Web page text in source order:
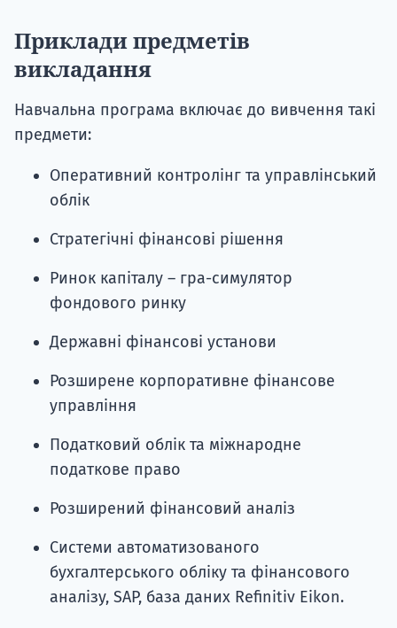
Приклади предметів
викладання
Навчальна програма включає до вивчення такі
предмети:
Оперативний контролінг та управлінський
облік
Стратегічні фінансові рішення
Ринок капіталу – гра-симулятор
фондового ринку
Державні фінансові установи
Розширене корпоративне фінансове
управління
Податковий облік та міжнародне
податкове право
Розширений фінансовий аналіз
Системи автоматизованого
бухгалтерського обліку та фінансового
аналізу, SAP, база даних Refinitiv Eikon.